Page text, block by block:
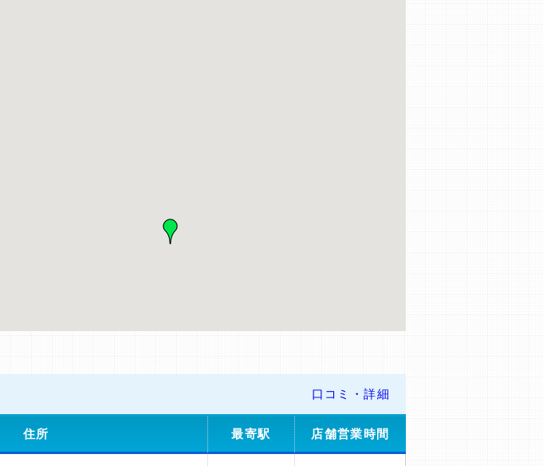
口コミ・詳細
住所 最寄駅 店舗営業時間